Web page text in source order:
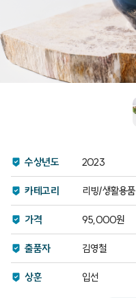
수상년도 2023
카테고리 리빙/생활용품
가격 95,000원
출품자 김영철
상훈 입선